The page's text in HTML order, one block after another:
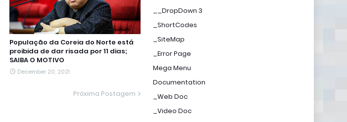
População da Coreia do Norte está
proibida de dar risada por 11 dias;
SAIBA O MOTIVO
December 20, 2021
Próxima Postagem
__DropDown 3
_ShortCodes
_SiteMap
_Error Page
Mega Menu
Documentation
_Web Doc
_Video Doc